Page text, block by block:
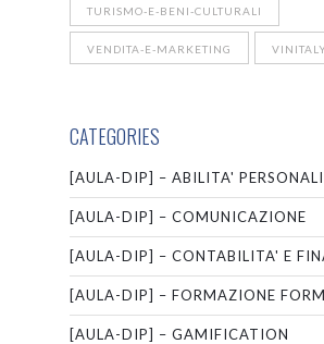
TURISMO-E-BENI-CULTURALI
VENDITA-E-MARKETING
CATEGORIES
[AULA-DIP] – ABILITA' PERSONALI
[AULA-DIP] – COMUNICAZIONE
[AULA-DIP] – CONTABILITA' E
[AULA-DIP] – FORMAZIONE
[AULA-DIP] – GAMIFICATION